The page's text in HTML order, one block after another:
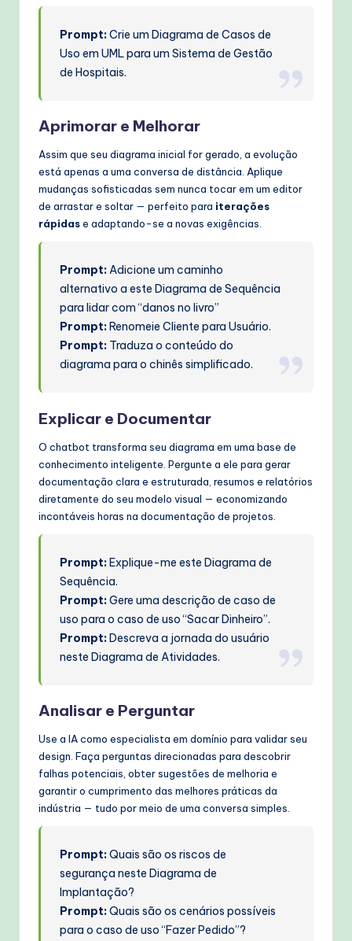
Prompt:Crie um Diagrama de Casos de
Uso em UML para um Sistema de Gestão
de Hospitais.
Aprimorar e Melhorar
Assim que seu diagrama inicial for gerado, a evolução
está apenas a uma conversa de distância. Aplique
mudanças sofisticadas sem nunca tocar em um editor
de arrastar e soltar — perfeito para iterações
rápidase adaptando-se a novas exigências.
Prompt:Adicione um caminho
alternativo a este Diagrama de Sequência
para lidar com “danos no livro”
Prompt: Renomeie Cliente para Usuário.
Prompt: Traduza o conteúdo do
diagrama para o chinês simplificado.
Explicar e Documentar
O chatbot transforma seu diagrama em uma base de
conhecimento inteligente. Pergunte a ele para gerar
documentação clara e estruturada, resumos e relatórios
diretamente do seu modelo visual — economizando
incontáveis horas na documentação de projetos.
Prompt:Explique-me este Diagrama de
Sequência.
Prompt:Gere uma descrição de caso de
uso para o caso de uso “Sacar Dinheiro”.
Prompt:Descreva a jornada do usuário
neste Diagrama de Atividades.
Analisar e Perguntar
Use a IA como especialista em domínio para validar seu
design. Faça perguntas direcionadas para descobrir
falhas potenciais, obter sugestões de melhoria e
garantir o cumprimento das melhores práticas da
indústria — tudo por meio de uma conversa simples.
Prompt:Quais são os riscos de
segurança neste Diagrama de
Implantação?
Prompt:Quais são os cenários possíveis
para o caso de uso “Fazer Pedido”?